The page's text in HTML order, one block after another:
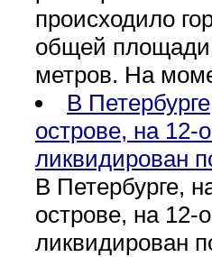
происходило
общей площади
метров. На
В
острове, на 12-
ликвидирован
В Петербурге,
острове, на 12-
ликвидирован